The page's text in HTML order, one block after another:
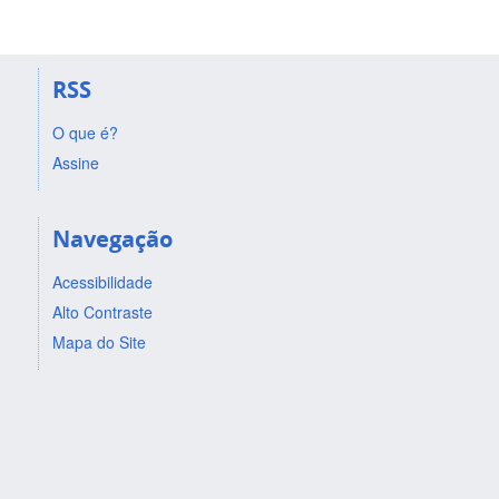
RSS
O que é?
Assine
Navegação
Acessibilidade
Alto Contraste
Mapa do Site